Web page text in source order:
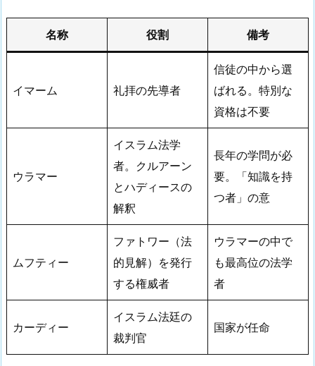
名称 役割 備考
イマーム 礼拝の先導者
信徒の中から選
ばれる。特別な
資格は不要
ウラマー
イスラム法学
者。クルアーン
とハディースの
解釈
長年の学問が必
要。「知識を持
つ者」の意
ムフティー
ファトワー（法
的見解）を発行
する権威者
ウラマーの中で
も最高位の法学
者
カーディー
イスラム法廷の
裁判官
国家が任命